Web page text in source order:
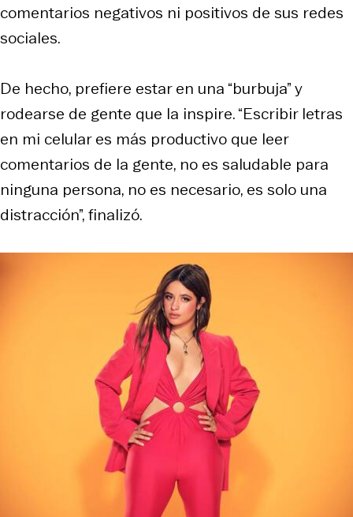
comentarios negativos ni positivos de sus redes
sociales.
De hecho, prefiere estar en una “burbuja” y
rodearse de gente que la inspire. “Escribir letras
en mi celular es más productivo que leer
comentarios de la gente, no es saludable para
ninguna persona, no es necesario, es solo una
distracción”, finalizó.